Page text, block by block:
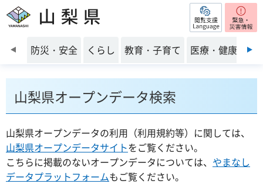
山梨県 閲覧支援
前のスライドを表示
防災・安全 くらし 教育・子育て 医療・健康・福
山梨県オープンデータ検索
山梨県オープンデータの利用（利用規約等）に関しては、
山梨県オープンデータサイトをご覧ください。
こちらに掲載のないオープンデータについては、 やまなし
データプラットフォームもご覧ください。